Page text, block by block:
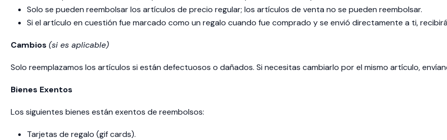
Solo se pueden reembolsar los artículos de precio regular; los artículos de venta no se pueden reembolsar.
Si el artículo en cuestión fue marcado como un regalo cuando fue comprado y se envió directamente a ti,
Cambios (si es aplicable)
Solo reemplazamos los artículos si están defectuosos o dañados. Si necesitas cambiarlo por el mismo artículo,
Bienes Exentos
Los siguientes bienes están exentos de reembolsos:
Tarjetas de regalo (gif cards).